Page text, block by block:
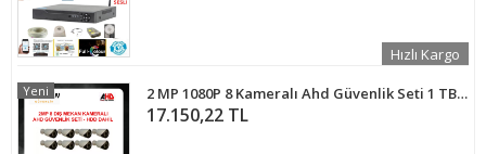
Hızlı Kargo
2 MP 1080P 8 Kameralı Ahd Güvenlik Seti 1 TB Harddisk Dahil ARNA-7428
17.150,22 TL
Yeni